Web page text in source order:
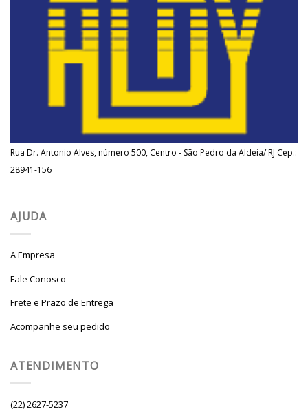
Rua Dr. Antonio Alves, número 500, Centro - São Pedro da Aldeia/ RJ Cep.:
28941-156
AJUDA
A Empresa
Fale Conosco
Frete e Prazo de Entrega
Acompanhe seu pedido
ATENDIMENTO
(22) 2627-5237